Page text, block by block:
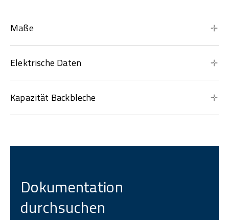
Maße
Elektrische Daten
Kapazität Backbleche
Dokumentation
durchsuchen